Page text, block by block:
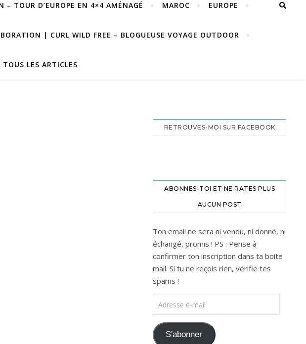
– TOUR D’EUROPE EN 4×4 AMÉNAGÉ MAROC EUROPE
| CURL WILD FREE – BLOGUEUSE VOYAGE OUTDOOR
TOUS LES ARTICLES
RETROUVES-MOI SUR FACEBOOK
ABONNES-TOI ET NE RATES PLUS
AUCUN POST
Ton email ne sera ni vendu, ni donné, ni
échangé, promis ! PS : Pense à
confirmer ton inscription dans ta boite
mail. Si tu ne reçois rien, vérifie tes
spams !
Adresse e-mail
S'abonner